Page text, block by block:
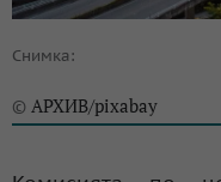
Снимка:
© АРХИВ/pixabay